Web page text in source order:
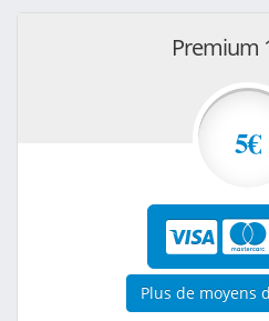
Premium
5€
Plus de moyens